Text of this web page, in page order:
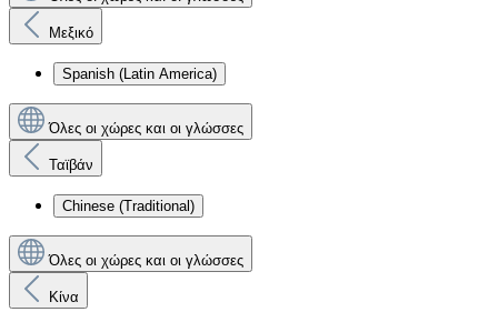
Μεξικό
Spanish (Latin America)
Όλες οι χώρες και οι γλώσσες
Ταϊβάν
Chinese (Traditional)
Όλες οι χώρες και οι γλώσσες
Κίνα